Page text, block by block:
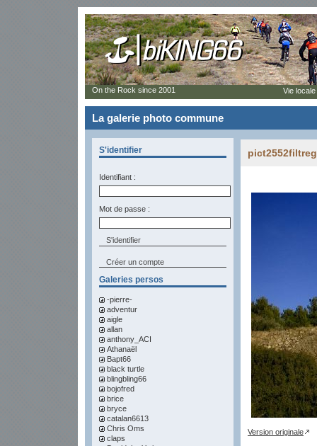
La galerie photo commune
S'identifier
Identifiant :
Mot de passe :
Créer un compte
Galeries persos
-pierre-
adventur
aigle
allan
anthony_ACI
Athanaël
Bapt66
black turtle
blingbling66
bojofred
brice
bryce
catalan6613
Chris Oms
claps
Version originale
On the Rock since 2001 Vie